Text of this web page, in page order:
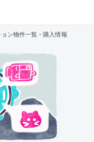
ン物件一覧・購入情報